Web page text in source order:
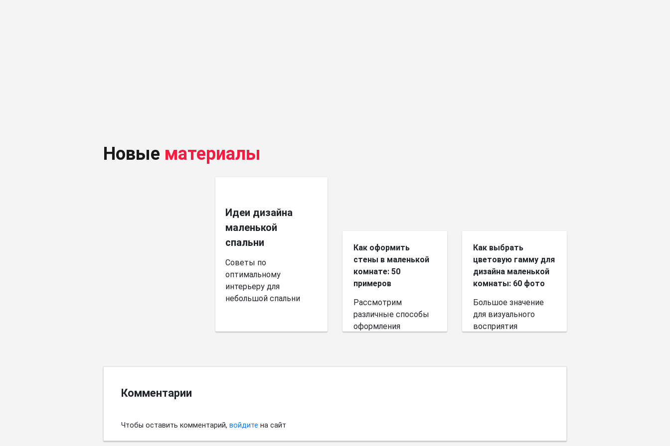
Новые материалы
Идеи дизайна
маленькой
спальни
Советы по
оптимальному
интерьеру для
небольшой спальни
Как оформить
стены в маленькой
комнате: 50
примеров
Рассмотрим
различные способы
оформления
Как выбрать
цветовую гамму для
дизайна маленькой
комнаты: 60 фото
Большое значение
для визуального
восприятия
Комментарии
Чтобы оставить комментарий, войдите на сайт